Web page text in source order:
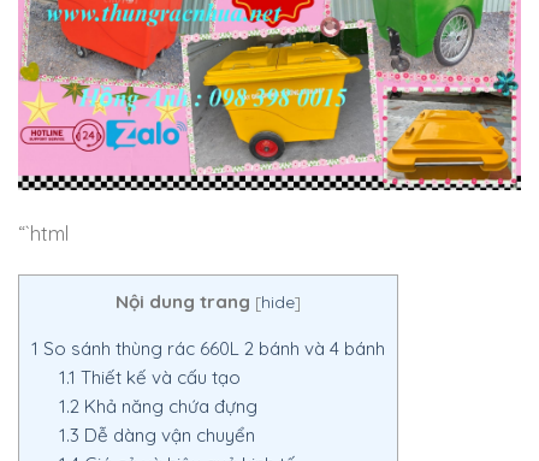
“`html
Nội dung trang [hide]
1 So sánh thùng rác 660L 2 bánh và 4 bánh
1.1 Thiết kế và cấu tạo
1.2 Khả năng chứa đựng
1.3 Dễ dàng vận chuyển